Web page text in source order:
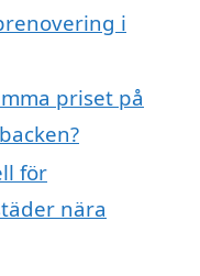
i
priset på
för
nära